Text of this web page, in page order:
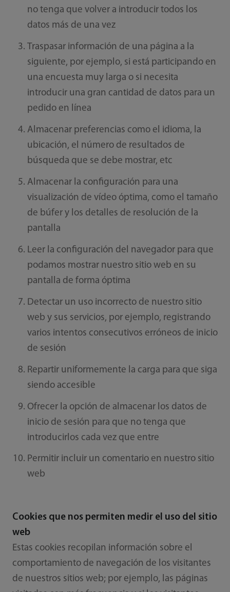
no tenga que volver a introducir todos los
datos más de una vez
Traspasar información de una página a la
siguiente, por ejemplo, si está participando en
una encuesta muy larga o si necesita
introducir una gran cantidad de datos para un
pedido en línea
Almacenar preferencias como el idioma, la
ubicación, el número de resultados de
búsqueda que se debe mostrar, etc
Almacenar la configuración para una
visualización de vídeo óptima, como el tamaño
de búfer y los detalles de resolución de la
pantalla
Leer la configuración del navegador para que
podamos mostrar nuestro sitio web en su
pantalla de forma óptima
Detectar un uso incorrecto de nuestro sitio
web y sus servicios, por ejemplo, registrando
varios intentos consecutivos erróneos de inicio
de sesión
Repartir uniformemente la carga para que siga
siendo accesible
Ofrecer la opción de almacenar los datos de
inicio de sesión para que no tenga que
introducirlos cada vez que entre
Permitir incluir un comentario en nuestro sitio
web
Cookies que nos permiten medir el uso del sitio
web
Estas cookies recopilan información sobre el
comportamiento de navegación de los visitantes
de nuestros sitios web; por ejemplo, las páginas